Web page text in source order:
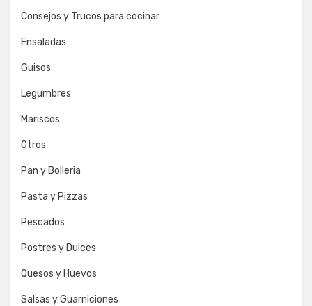
Consejos y Trucos para cocinar
Ensaladas
Guisos
Legumbres
Mariscos
Otros
Pan y Bolleria
Pasta y Pizzas
Pescados
Postres y Dulces
Quesos y Huevos
Salsas y Guarniciones